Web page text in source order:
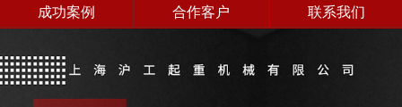
成功案例
合作客户 联系我们